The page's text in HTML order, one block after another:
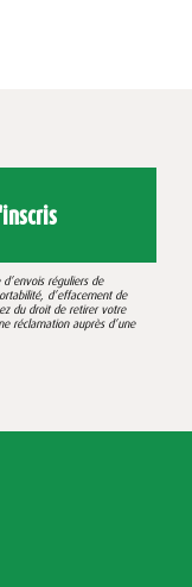
réguliers de
d’effacement de
du droit de retirer votre
réclamation auprès d’une